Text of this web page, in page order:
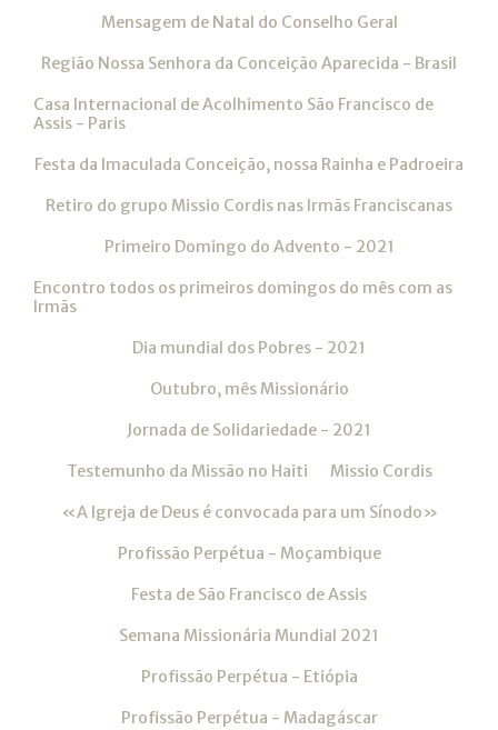
Mensagem de Natal do Conselho Geral
Região Nossa Senhora da Conceição Aparecida - Brasil
Casa Internacional de Acolhimento São Francisco de
Assis - Paris
Festa da Imaculada Conceição, nossa Rainha e Padroeira
Retiro do grupo Missio Cordis nas Irmãs Franciscanas
Primeiro Domingo do Advento - 2021
Encontro todos os primeiros domingos do mês com as
Irmãs
Dia mundial dos Pobres - 2021
Outubro, mês Missionário
Jornada de Solidariedade - 2021
Testemunho da Missão no Haiti Missio Cordis
«A Igreja de Deus é convocada para um Sínodo»
Profissão Perpétua - Moçambique
Festa de São Francisco de Assis
Semana Missionária Mundial 2021
Profissão Perpétua - Etiópia
Profissão Perpétua - Madagáscar